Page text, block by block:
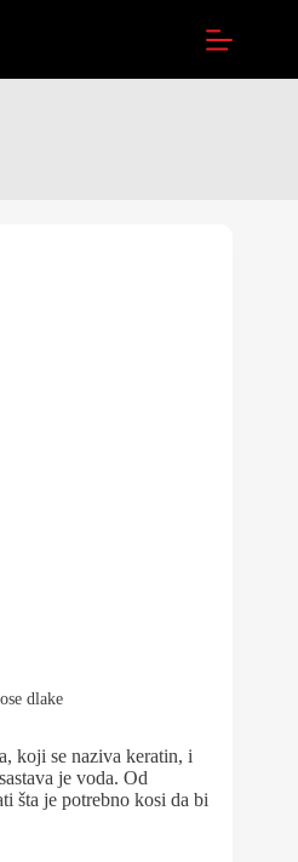
dlake
koji se naziva keratin, i
je voda. Od
šta je potrebno kosi da bi